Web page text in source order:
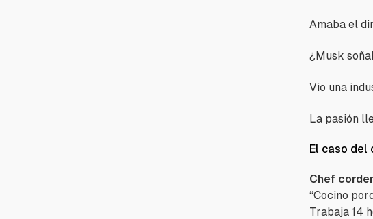
Amaba el
¿Musk
Vio una
La pasión
El caso del
Chef
“Cocino
Trabaja 14